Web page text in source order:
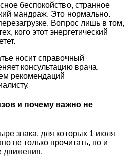
беспокойство, странное
мандраж. Это нормально.
Вопрос лишь в том,
кого этот энергетический
носит справочный
консультацию врача.
рекомендаций
и почему важно не
знака, для которых 1 июля
не только прочитать, но и
движения.